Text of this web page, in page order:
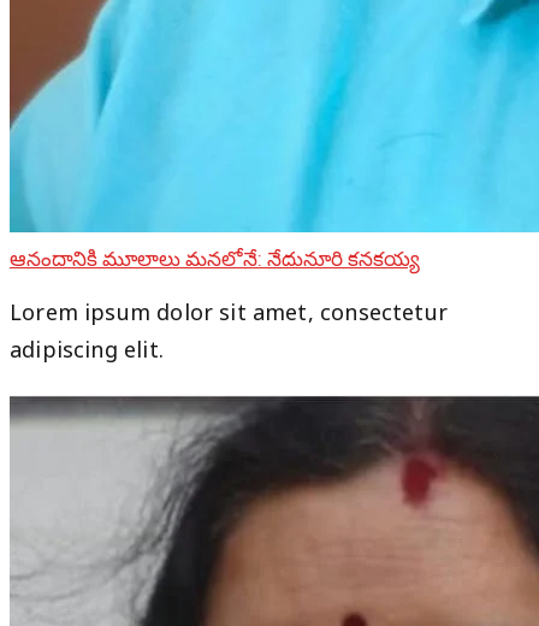
ఆనందానికి మూలాలు మనలోనే: నేదునూరి కనకయ్య
Lorem ipsum dolor sit amet, consectetur
adipiscing elit.